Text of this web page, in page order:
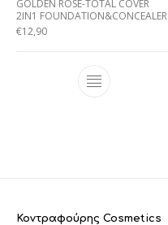
GOLDEN ROSE-TOTAL COVER
2IN1 FOUNDATION&CONCEALER
€12,90
Κοντραφούρης Cosmetics